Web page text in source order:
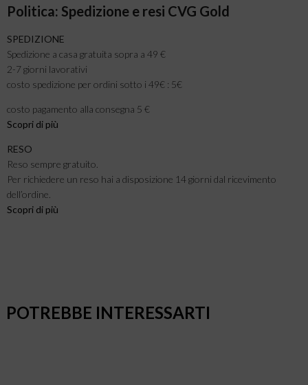
Politica: Spedizione e resi CVG Gold
SPEDIZIONE
Spedizione a casa gratuita sopra a 49 €
2-7 giorni lavorativi
costo spedizione per ordini sotto i 49€ : 5€
costo pagamento alla consegna 5 €
Scopri di più
RESO
Reso sempre gratuito.
Per richiedere un reso hai a disposizione 14 giorni dal ricevimento
dell’ordine.
Scopri di più
POTREBBE INTERESSARTI